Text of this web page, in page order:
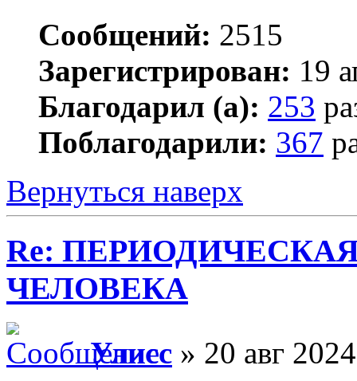
Сообщений: 2515
Зарегистрирован: 19
Благодарил (а): 253
Поблагодарили: 367
Вернуться наверх
Re:
ЧЕЛОВЕКА
Улисс » 20 авг